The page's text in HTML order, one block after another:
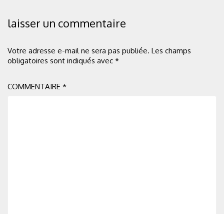
laisser un commentaire
Votre adresse e-mail ne sera pas publiée. Les champs
obligatoires sont indiqués avec *
COMMENTAIRE *